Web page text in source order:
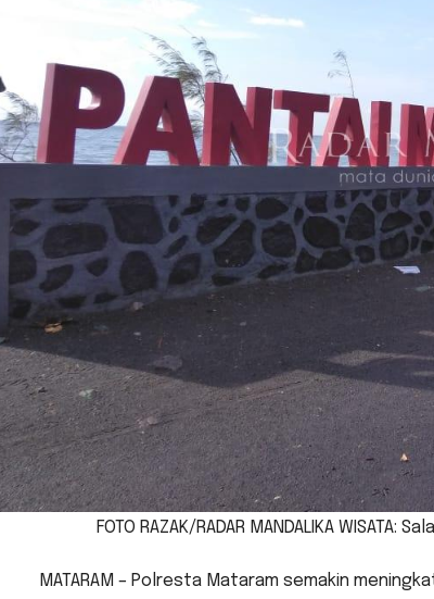
FOTO RAZAK/RADAR MANDALIKA
MATARAM – Polresta Mataram semakin